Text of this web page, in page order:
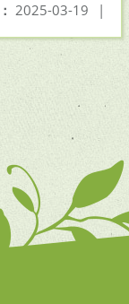
2025-03-19 |